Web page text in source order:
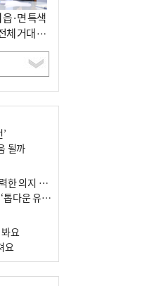
읍·면 특색
체 거대 정
”
될까
與가 막은 ‘산은 부산행’…전재수 강력한 의지 표명 없인 공염불
田 “장금상선도 설득중”…해운기업 ‘톱다운 유치전’ 가속
요
요
구·군 승진 축하화분 관행 없애자니 소상공인 울상